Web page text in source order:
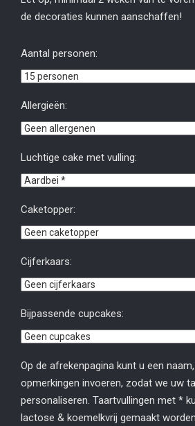
de decoraties kunnen aanschaffen!
Aantal personen:
Allergieën:
Luchtige cake met vulling:
Caketopper:
Cijferkaars:
Bijpassende cupcakes:
Op de afrekenpagina kunt u een
opmerkingen invoeren, zodat we uw
personaliseren. Taartvullingen met *
lactose & koemelkvrij gemaakt